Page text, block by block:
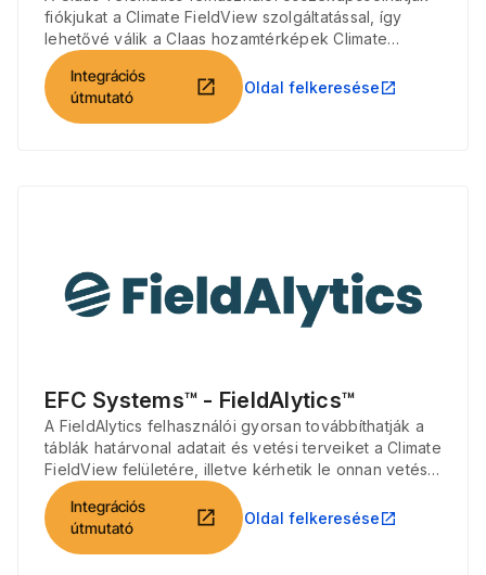
fiókjukat a Climate FieldView szolgáltatással, így
lehetővé válik a Claas hozamtérképek Climate
FieldView felületre történő importálása.
Integrációs
útmutató
open_in_new Oldal felkeresése open_in_new
EFC Systems™ - FieldAlytics™
A FieldAlytics felhasználói gyorsan továbbíthatják a
táblák határvonal adatait és vetési terveiket a Climate
FieldView felületére, illetve kérhetik le onnan vetési
és betakarítási fájljaikat.
Integrációs
útmutató
open_in_new Oldal felkeresése open_in_new